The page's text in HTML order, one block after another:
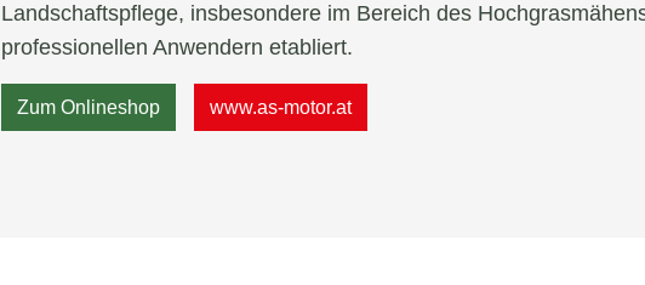
Landschaftspflege, insbesondere im Bereich des
professionellen Anwendern etabliert.
Zum Onlineshop www.as-motor.at